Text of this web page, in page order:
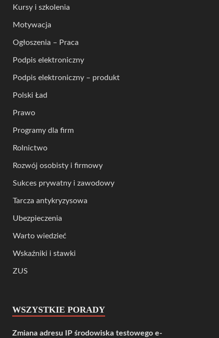
Kursy i szkolenia
Motywacja
Ogłoszenia – Praca
Podpis elektroniczny
Podpis elektroniczny – produkt
Polski Ład
Prawo
Programy dla firm
Rolnictwo
Rozwój osobisty i firmowy
Sukces prywatny i zawodowy
Tarcza antykryzysowa
Ubezpieczenia
Warto wiedzieć
Wskaźniki i stawki
ZUS
WSZYSTKIE PORADY
Zmiana adresu IP środowiska testowego e-